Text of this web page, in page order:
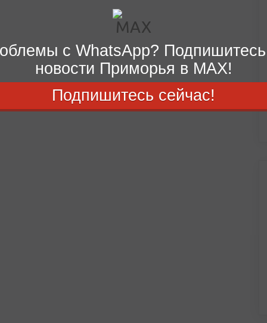
с WhatsApp?
новости Приморья в MAX!
Подпишитесь сейчас!